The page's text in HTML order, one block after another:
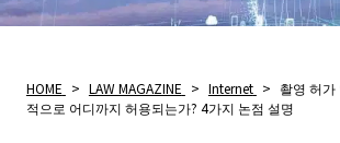
HOME > LAW MAGAZINE > Internet > 촬영 허
적으로 어디까지 허용되는가? 4가지 논점 설명